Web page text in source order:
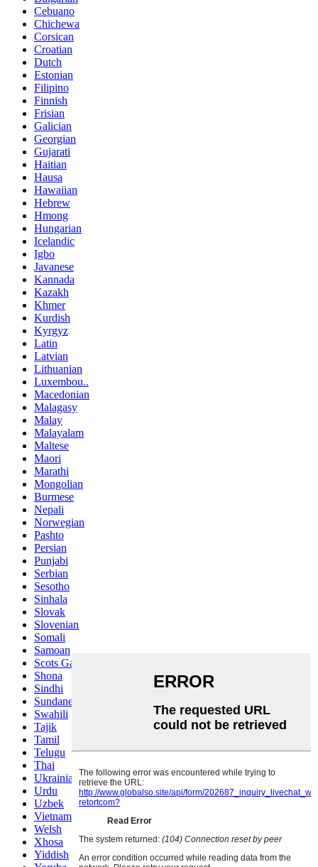
Cebuano
Chichewa
Corsican
Croatian
Dutch
Estonian
Filipino
Finnish
Frisian
Galician
Georgian
Gujarati
Haitian
Hausa
Hawaiian
Hebrew
Hmong
Hungarian
Icelandic
Igbo
Javanese
Kannada
Kazakh
Khmer
Kurdish
Kyrgyz
Latin
Latvian
Lithuanian
Luxembou..
Macedonian
Malagasy
Malay
Malayalam
Maltese
Maori
Marathi
Mongolian
Burmese
Nepali
Norwegian
Pashto
Persian
Punjabi
Serbian
Sesotho
Sinhala
Slovak
Slovenian
Somali
Samoan
Scots Gaelic
Shona
Sindhi
Sundanese
Swahili
Tajik
Tamil
Telugu
Thai
Ukrainian
Urdu
Uzbek
Vietnamese
Welsh
Xhosa
Yiddish